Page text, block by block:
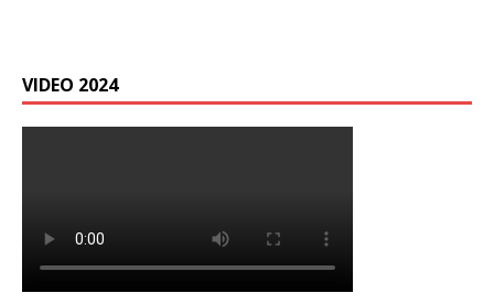
VIDEO 2024